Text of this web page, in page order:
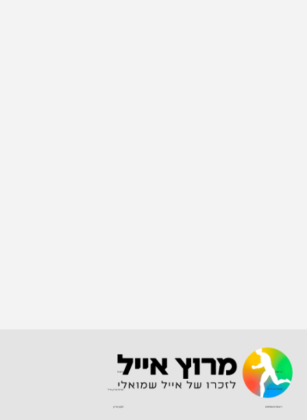
כתבות
אודות מרוץ אייל
תקנון מרוץ
הרשמה
מקצים ומחירים
רשימת משתתפים